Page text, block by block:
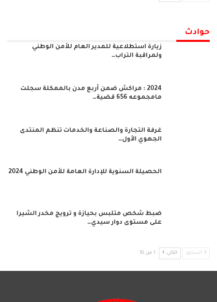
حوادث
زيارة استطلاعية للمدير العام للأمن الوطني
ولمراقبة التراب…
2024 : مراكش ضمن أربع مدن بالممكلة سجلت
مامجموعه 656 قضية…
غرفة التجارة والصناعة والخدمات تنظم المنتدى
الجهوي الأول…
الحصيلة السنوية للإدارة العامة للأمن الوطني 2024
ضبط شخص متلبس بحيازة و ترويج مخدر الشيرا
على مستوى دوار سيدي…
السابق التالي 1 من 10